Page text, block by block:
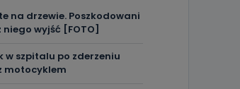
na drzewie. Poszkodowani
wyjść [FOTO]
w szpitalu po zderzeniu
motocyklem